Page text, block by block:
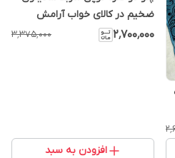
ضخیم در کالای خواب آرامش
۲٬۷۰۰٬۰۰۰ ۳٬۳۷۵٬۰۰۰
افزودن به سبد